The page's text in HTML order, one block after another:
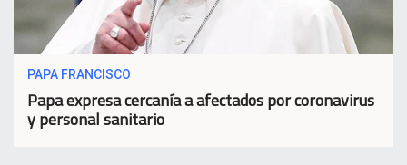
PAPA FRANCISCO
Papa expresa cercanía a afectados por coronavirus
y personal sanitario